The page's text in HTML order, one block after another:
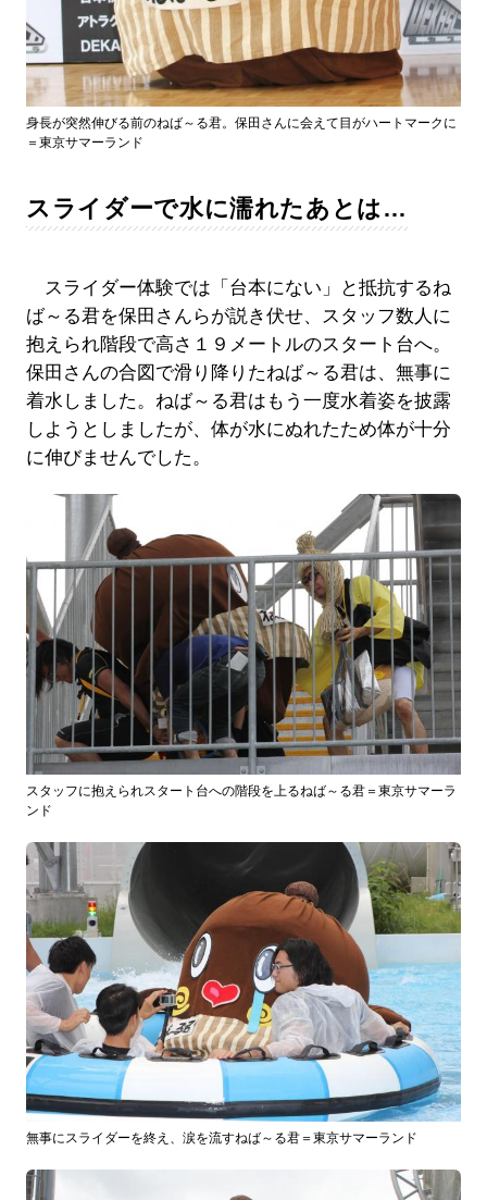
身長が突然伸びる前のねば～る君。保田さんに会えて目がハートマークに
＝東京サマーランド
スライダーで水に濡れたあとは…
スライダー体験では「台本にない」と抵抗するね
ば～る君を保田さんらが説き伏せ、スタッフ数人に
抱えられ階段で高さ１９メートルのスタート台へ。
保田さんの合図で滑り降りたねば～る君は、無事に
着水しました。ねば～る君はもう一度水着姿を披露
しようとしましたが、体が水にぬれたため体が十分
に伸びませんでした。
スタッフに抱えられスタート台への階段を上るねば～る君＝東京サマーラ
ンド
無事にスライダーを終え、涙を流すねば～る君＝東京サマーランド